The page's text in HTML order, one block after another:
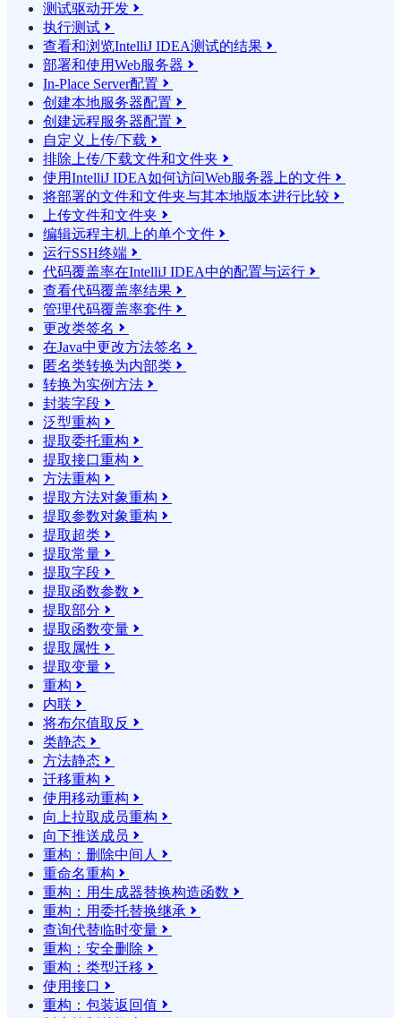
测试驱动开发 
执行测试 
查看和浏览IntelliJ IDEA测试的结果 
部署和使用Web服务器 
In-Place Server配置 
创建本地服务器配置 
创建远程服务器配置 
自定义上传/下载 
排除上传/下载文件和文件夹 
使用IntelliJ IDEA如何访问Web服务器上的文件 
将部署的文件和文件夹与其本地版本进行比较 
上传文件和文件夹 
编辑远程主机上的单个文件 
运行SSH终端 
代码覆盖率在IntelliJ IDEA中的配置与运行 
查看代码覆盖率结果 
管理代码覆盖率套件 
更改类签名 
在Java中更改方法签名 
匿名类转换为内部类 
转换为实例方法 
封装字段 
泛型重构 
提取委托重构 
提取接口重构 
方法重构 
提取方法对象重构 
提取参数对象重构 
提取超类 
提取常量 
提取字段 
提取函数参数 
提取部分 
提取函数变量 
提取属性 
提取变量 
重构 
内联 
将布尔值取反 
类静态 
方法静态 
迁移重构 
使用移动重构 
向上拉取成员重构 
向下推送成员 
重构：删除中间人 
重命名重构 
重构：用生成器替换构造函数 
重构：用委托替换继承 
查询代替临时变量 
重构：安全删除 
重构：类型迁移 
使用接口 
重构：包装返回值 